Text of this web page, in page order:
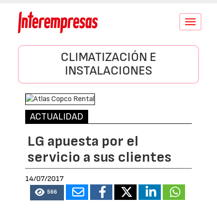
Conmutar
CLIMATIZACIÓN E
INSTALACIONES
ACTUALIDAD
LG apuesta por el
servicio a sus clientes
14/07/2017
566